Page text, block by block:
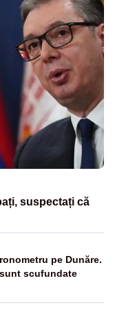
suspectați că
pe Dunăre.
scufundate